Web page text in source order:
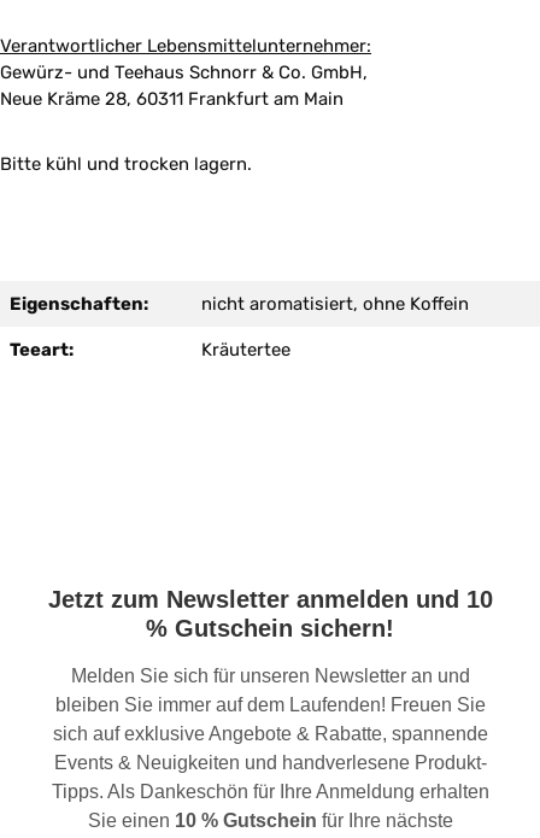
Verantwortlicher Lebensmittelunternehmer:
Gewürz- und Teehaus Schnorr & Co. GmbH,
Neue Kräme 28, 60311 Frankfurt am Main
Bitte kühl und trocken lagern.
Eigenschaften: nicht aromatisiert, ohne Koffein
Teeart: Kräutertee
Jetzt zum Newsletter anmelden und 10
% Gutschein sichern!
Melden Sie sich für unseren Newsletter an und
bleiben Sie immer auf dem Laufenden! Freuen Sie
sich auf exklusive Angebote & Rabatte, spannende
Events & Neuigkeiten und handverlesene Produkt-
Tipps. Als Dankeschön für Ihre Anmeldung erhalten
Sie einen 10 % Gutschein für Ihre nächste